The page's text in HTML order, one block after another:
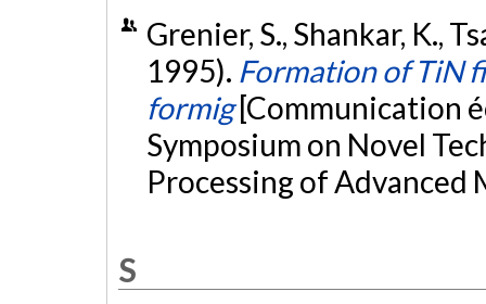
Grenier, S., Shankar, K.,
1995). Formation of TiN
formig [Communication
Symposium on Novel
Processing of Advanced
S